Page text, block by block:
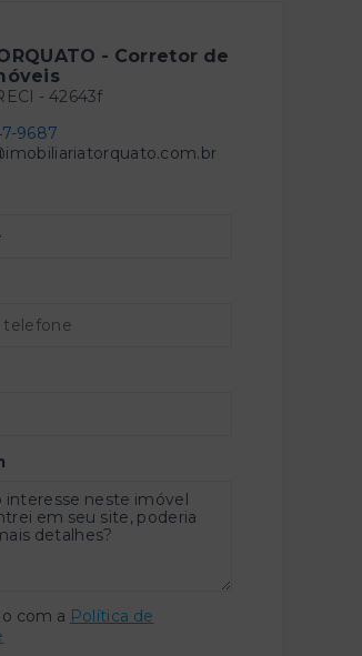
- Corretor de
- 42643f
9687
com a Política de